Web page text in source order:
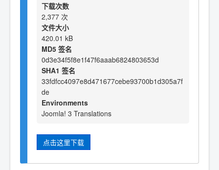
下载次数
2,377 次
文件大小
420.01 kB
MD5 签名
0d3e34f5f8e1f47f6aaab6824803653d
SHA1 签名
33fdfcc4097e8d471677cebe93700b1d305a7f
de
Environments
Joomla! 3 Translations
点击这里下载